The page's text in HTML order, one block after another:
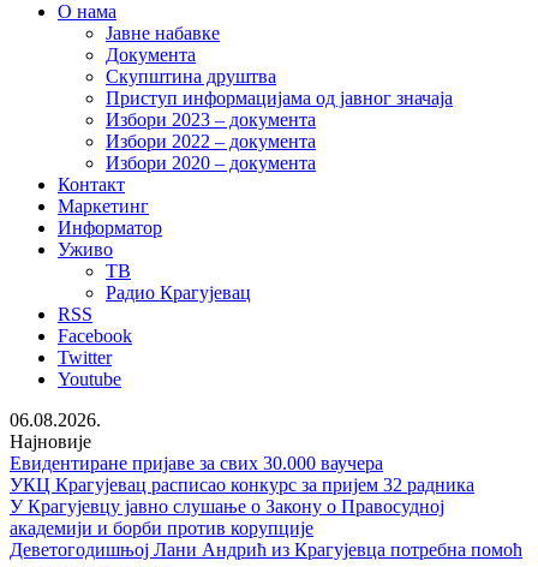
О нама
Јавне набавке
Документа
Скупштина друштва
Приступ информацијама од јавног значаја
Избори 2023 – документа
Избори 2022 – документа
Избори 2020 – документа
Контакт
Маркетинг
Информатор
Уживо
ТВ
Радио Крагујевац
RSS
Facebook
Twitter
Youtube
06.08.2026.
Најновије
Евидентиране пријаве за свих 30.000 ваучера
УКЦ Крагујевац расписао конкурс за пријем 32 радника
У Крагујевцу јавно слушање о Закону о Правосудној
академији и борби против корупције
Деветогодишњој Лани Андрић из Крагујевца потребна помоћ